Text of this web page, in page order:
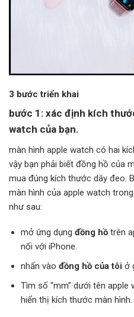
3 bước triển khai
bước 1: xác định kích
watch của bạn.
màn hình apple watch có hai
vậy bạn phải biết đồng hồ của
mua đúng kích thước dây đeo.
màn hình của apple watch
như sau:
mở ứng dụng đồng hồ trên
nối với iPhone.
nhấn vào đồng hồ của tôi ở
Tìm số “mm” dưới tên
hiển thị kích thước màn hình.